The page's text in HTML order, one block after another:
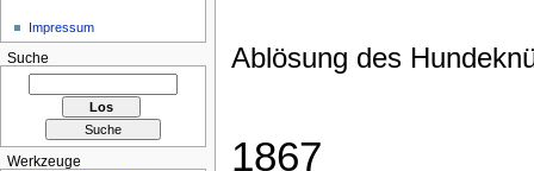
Ablösung des
1867
Impressum
Suche
Werkzeuge